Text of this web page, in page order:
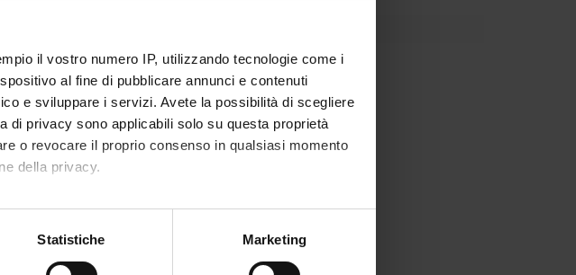
il vostro numero IP, utilizzando tecnologie come i
al fine di pubblicare annunci e contenuti
e sviluppare i servizi. Avete la possibilità di scegliere
privacy sono applicabili solo su questa proprietà
o revocare il proprio consenso in qualsiasi momento
della privacy.
un'approssimazione di qualche metro,
Statistiche Marketing